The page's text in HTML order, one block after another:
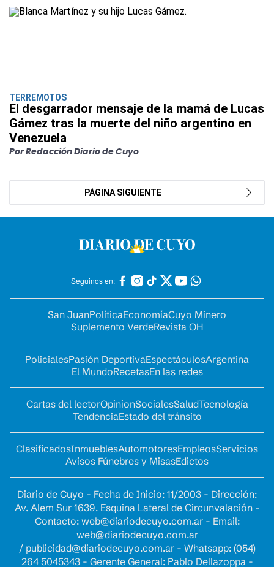
TERREMOTOS
El desgarrador mensaje de la mamá de Lucas
Gámez tras la muerte del niño argentino en
Venezuela
Por Redacción Diario de Cuyo
PÁGINA SIGUIENTE
Seguinos en:
San JuanPolíticaEconomíaCuyo Minero
Suplemento VerdeRevista OH
PolicialesPasión DeportivaEspectáculosArgentina
El MundoRecetasEn las redes
Cartas del lectorOpinionSocialesSaludTecnología
TendenciaEstado del tránsito
ClasificadosInmueblesAutomotoresEmpleosServicios
Avisos Fúnebres y MisasEdictos
Diario de Cuyo - Fecha de Inicio: 11/2003 - Dirección:
Av. Alem Sur 1639. Esquina Lateral de Circunvalación -
Contacto: web@diariodecuyo.com.ar- Email:
web@diariodecuyo.com.ar
/ publicidad@diariodecuyo.com.ar- Whatsapp: (054)
264 5045343 - Gerente General: Pablo Dellazoppa -